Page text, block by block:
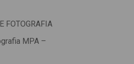
FOTOGRAFIA
MPA –